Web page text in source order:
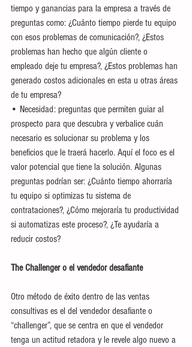
tiempo y ganancias para la empresa a través de
preguntas como: ¿Cuánto tiempo pierde tu equipo
con esos problemas de comunicación?, ¿Estos
problemas han hecho que algún cliente o
empleado deje tu empresa?, ¿Estos problemas han
generado costos adicionales en esta u otras áreas
de tu empresa?
• Necesidad: preguntas que permiten guiar al
prospecto para que descubra y verbalice cuán
necesario es solucionar su problema y los
beneficios que le traerá hacerlo. Aquí el foco es el
valor potencial que tiene la solución. Algunas
preguntas podrían ser: ¿Cuánto tiempo ahorraría
tu equipo si optimizas tu sistema de
contrataciones?, ¿Cómo mejoraría tu productividad
si automatizas este proceso?, ¿Te ayudaría a
reducir costos?
The Challenger o el vendedor desafiante
Otro método de éxito dentro de las ventas
consultivas es el del vendedor desafiante o
“challenger”, que se centra en que el vendedor
tenga un actitud retadora y le revele algo nuevo a